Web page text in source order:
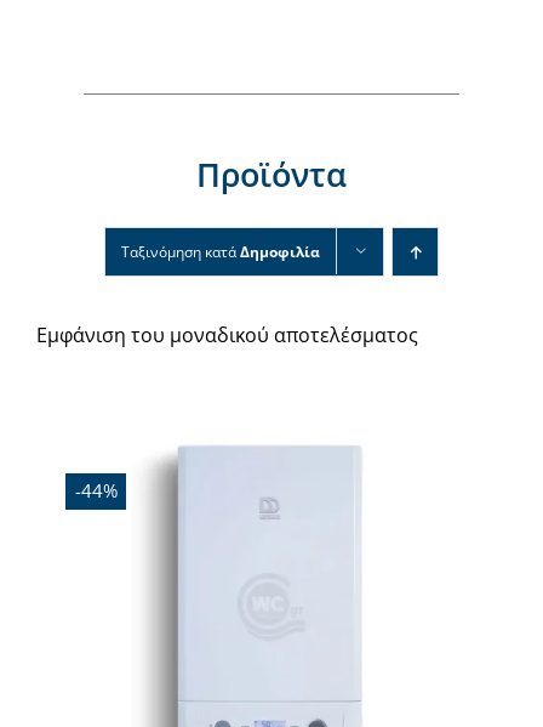
Προϊόντα
Ταξινόμηση κατάΔημοφιλία
Εμφάνιση του μοναδικού αποτελέσματος
Εξαντλήθηκε
-44%